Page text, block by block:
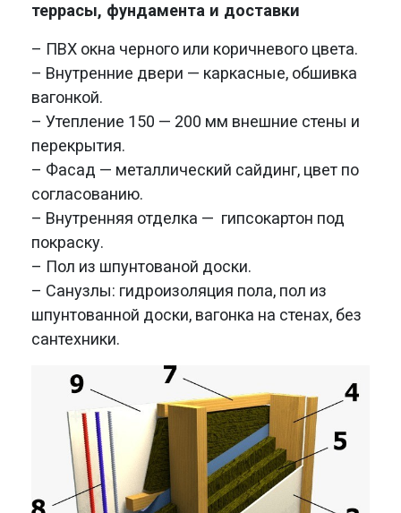
террасы, фундамента и доставки
– ПВХ окна черного или коричневого цвета.
– Внутренние двери — каркасные, обшивка
вагонкой.
– Утепление 150 — 200 мм внешние стены и
перекрытия.
– Фасад — металлический сайдинг, цвет по
согласованию.
– Внутренняя отделка — гипсокартон под
покраску.
– Пол из шпунтованой доски.
– Санузлы: гидроизоляция пола, пол из
шпунтованной доски, вагонка на стенах, без
сантехники.